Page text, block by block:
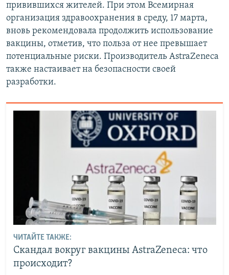
привившихся жителей. При этом Всемирная
организация здравоохранения в среду, 17 марта,
вновь рекомендовала продолжить использование
вакцины, отметив, что польза от нее превышает
потенциальные риски. Производитель AstraZeneca
также настаивает на безопасности своей
разработки.
ЧИТАЙТЕ ТАКЖЕ:
Скандал вокруг вакцины AstraZeneca: что
происходит?